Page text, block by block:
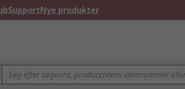
SupportNye produkter